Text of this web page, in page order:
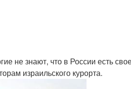
не знают, что в России есть
израильского курорта.